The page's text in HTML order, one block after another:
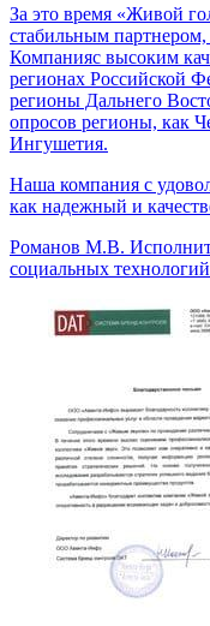
За это время «Живой
стабильным
Компанияс высоким
регионах Российской
регионы Дальнего
опросов регионы, как
Ингушетия.
Наша компания с
как надежный и
Романов М.В.
социальных